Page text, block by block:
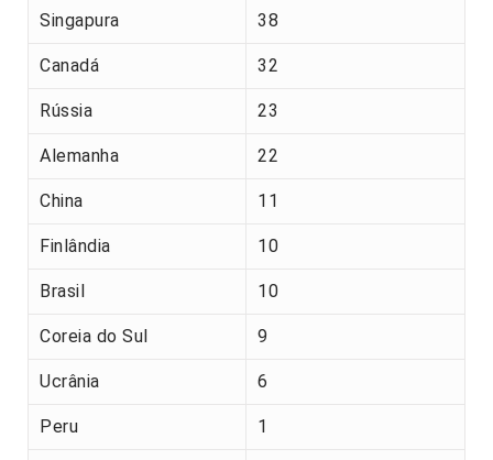
Singapura 38
Canadá 32
Rússia 23
Alemanha 22
China 11
Finlândia 10
Brasil 10
Coreia do Sul 9
Ucrânia 6
Peru 1